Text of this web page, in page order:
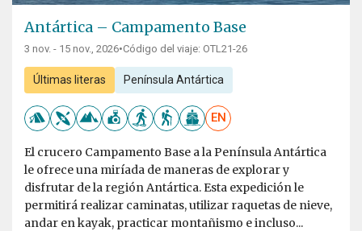
Antártica – Campamento Base
3 nov. - 15 nov., 2026•Código del viaje: OTL21-26
Últimas literas Península Antártica
EN
El crucero Campamento Base a la Península Antártica
le ofrece una miríada de maneras de explorar y
disfrutar de la región Antártica. Esta expedición le
permitirá realizar caminatas, utilizar raquetas de nieve,
andar en kayak, practicar montañismo e incluso...